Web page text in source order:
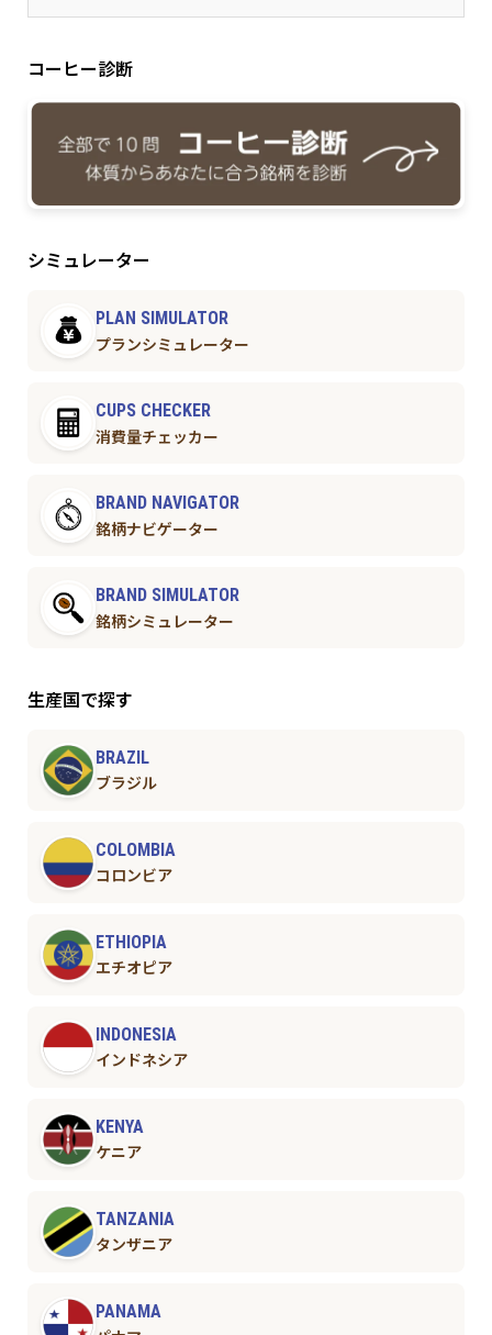
コーヒー診断
シミュレーター
PLAN SIMULATOR
プランシミュレーター
CUPS CHECKER
消費量チェッカー
BRAND NAVIGATOR
銘柄ナビゲーター
BRAND SIMULATOR
銘柄シミュレーター
生産国で探す
BRAZIL
ブラジル
COLOMBIA
コロンビア
ETHIOPIA
エチオピア
INDONESIA
インドネシア
KENYA
ケニア
TANZANIA
タンザニア
PANAMA